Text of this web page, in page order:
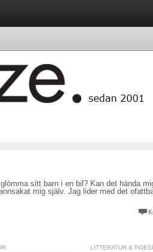
sitt barn i en bil? Kan det hända
mig själv. Jag lider med det
LITTERATUR & POESI